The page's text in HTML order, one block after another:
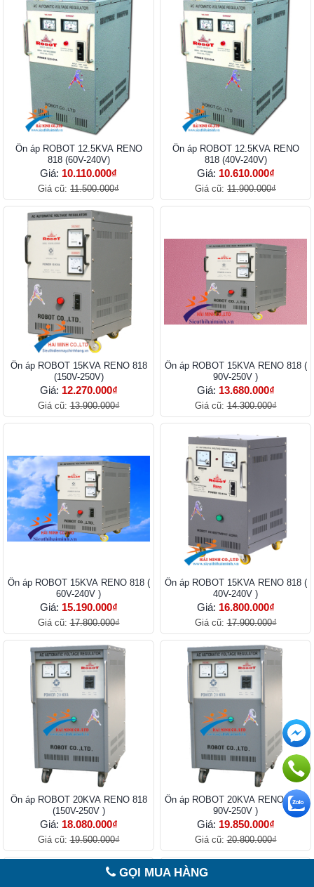
Ổn áp ROBOT 12.5KVA RENO
818 (60V-240V)
Giá: 10.110.000₫
Giá cũ: 11.500.000₫
Ổn áp ROBOT 12.5KVA RENO
818 (40V-240V)
Giá: 10.610.000₫
Giá cũ: 11.900.000₫
Ổn áp ROBOT 15KVA RENO 818
(150V-250V)
Giá: 12.270.000₫
Giá cũ:13.900.000₫
Ổn áp ROBOT 15KVA RENO 818 (
90V-250V )
Giá: 13.680.000₫
Giá cũ:14.300.000₫
Ổn áp ROBOT 15KVA RENO 818 (
60V-240V )
Giá: 15.190.000₫
Giá cũ:17.800.000₫
Ổn áp ROBOT 15KVA RENO 818 (
40V-240V )
Giá: 16.800.000₫
Giá cũ:17.900.000₫
Ổn áp ROBOT 20KVA RENO 818
(150V-250V )
Giá: 18.080.000₫
Giá cũ:19.500.000₫
Ổn áp ROBOT 20KVA RENO 818 (
90V-250V )
Giá: 19.850.000₫
Giá cũ:20.800.000₫
GỌI MUA HÀNG